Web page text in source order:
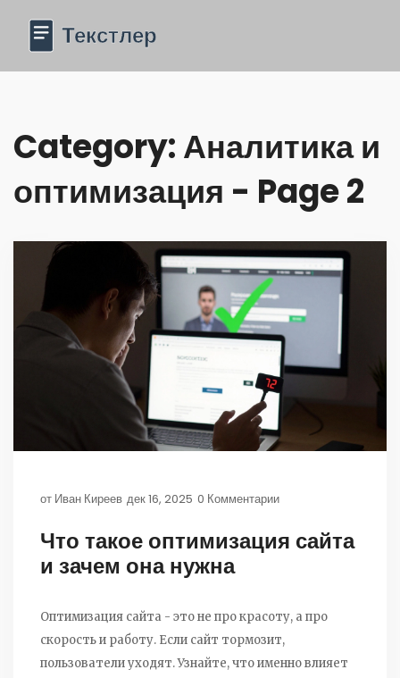
Category: Аналитика и
оптимизация - Page 2
от Иван Киреев дек 16, 2025 0 Комментарии
Что такое оптимизация сайта
и зачем она нужна
Оптимизация сайта - это не про красоту, а про
скорость и работу. Если сайт тормозит,
пользователи уходят. Узнайте, что именно влияет